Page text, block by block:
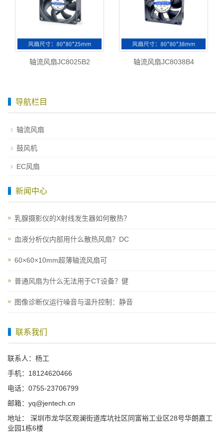
轴流风扇JC8025B2 轴流风扇JC8038B4
导航栏目
轴流风扇
鼓风机
EC风扇
新闻中心
乳腺摄影仪的X射线发生器如何散热？
血液分析仪内部用什么散热风扇？DC
60×60×10mm超薄轴流风扇可
普通风扇为什么无法用于CT设备？健
图像诊断仪运行噪音与温升控制：静音
联系我们
联系人：杨工
手机：18124620466
电话：0755-23706799
邮箱：yq@jentech.cn
地址： 深圳市龙华区观澜街道库坑社区同富裕工业区28号华朗嘉工
业园1栋6楼